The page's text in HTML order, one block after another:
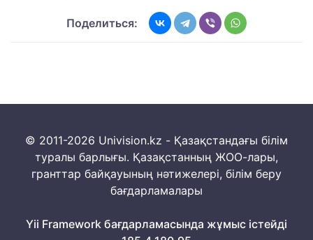
Поделиться:
© 2011-2026 Univision.kz - Қазақстандағы білім
туралы барлығы. Қазақстанның ЖОО-лары,
гранттар байқауының нәтижелері, білім беру
бағдарламалары
Yii Framework бағдарламасында жұмыс істейді